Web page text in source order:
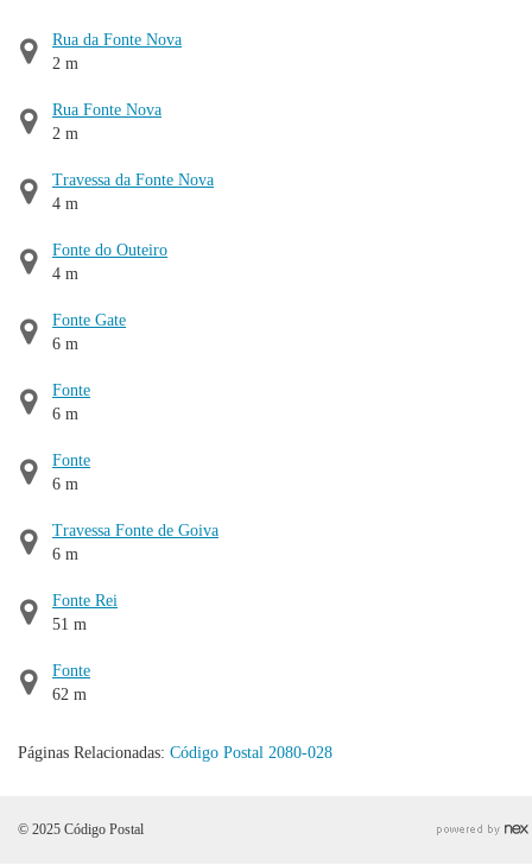
Rua da Fonte Nova
2 m
Rua Fonte Nova
2 m
Travessa da Fonte Nova
4 m
Fonte do Outeiro
4 m
Fonte Gate
6 m
Fonte
6 m
Fonte
6 m
Travessa Fonte de Goiva
6 m
Fonte Rei
51 m
Fonte
62 m
Páginas Relacionadas: Código Postal 2080-028
© 2025 Código Postal